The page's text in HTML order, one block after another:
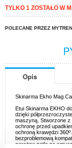
TYLKO 1 ZOSTAŁO W
POLECANE PRZEZ
Opis
Skinarma Ekho Mag
Etui Skinarma EKHO
dzięki
maszyną. Stworzone z
ochronę przed
ochroną krawędzi
bezproblemową
narożne pętle na